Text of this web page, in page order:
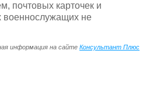
почтовых карточек и
военнослужащих не
информация на сайтеКонсультант Плюс